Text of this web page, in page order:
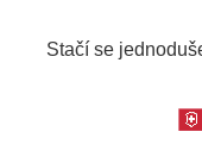
28,5x15,5x4 cm
PROHLÍŽENÉ
Stačí se